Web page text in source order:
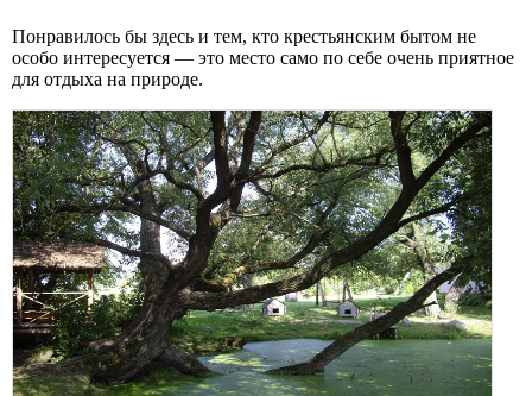
Понравилось бы здесь и тем, кто крестьянским бытом не
особо интересуется — это место само по себе очень приятное
для отдыха на природе.